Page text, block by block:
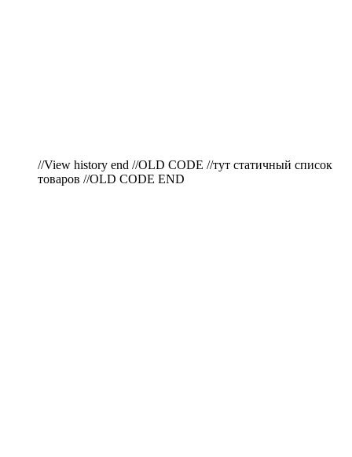
//View history end //OLD CODE //тут статичный список
товаров //OLD CODE END